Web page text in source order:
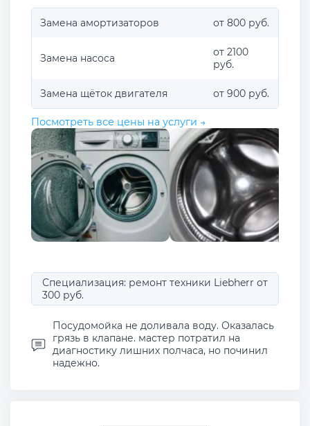
Замена амортизаторов от 800 руб.
Замена насоса
от 2100
руб.
Замена щёток двигателя от 900 руб.
Посмотреть все цены на услуги →
Специализация: ремонт техники Liebherr от
300 руб.
Посудомойка не доливала воду. Оказалась
грязь в клапане. мастер потратил на
диагностику лишних полчаса, но починил
надежно.